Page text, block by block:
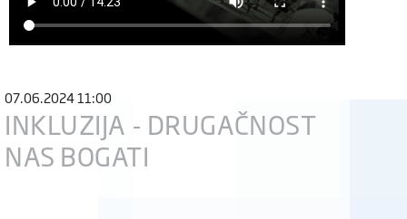
07.06.2024 11:00
INKLUZIJA - DRUGAČNOST
NAS BOGATI